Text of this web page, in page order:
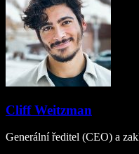
Cliff Weitzman
Generální ředitel (CEO) a